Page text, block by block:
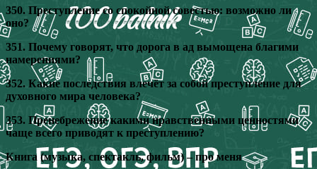
350. Преступление со спокойной совестью: возможно ли
оно?
351. Почему говорят, что дорога в ад вымощена благими
намерениями?
352. Какие последствия влечёт за собой преступление для
духовного мира человека?
353. Пренебрежение какими нравственными ценностями
чаще всего приводят к преступлению?
Книга (музыка, спектакль, фильм) – про меня